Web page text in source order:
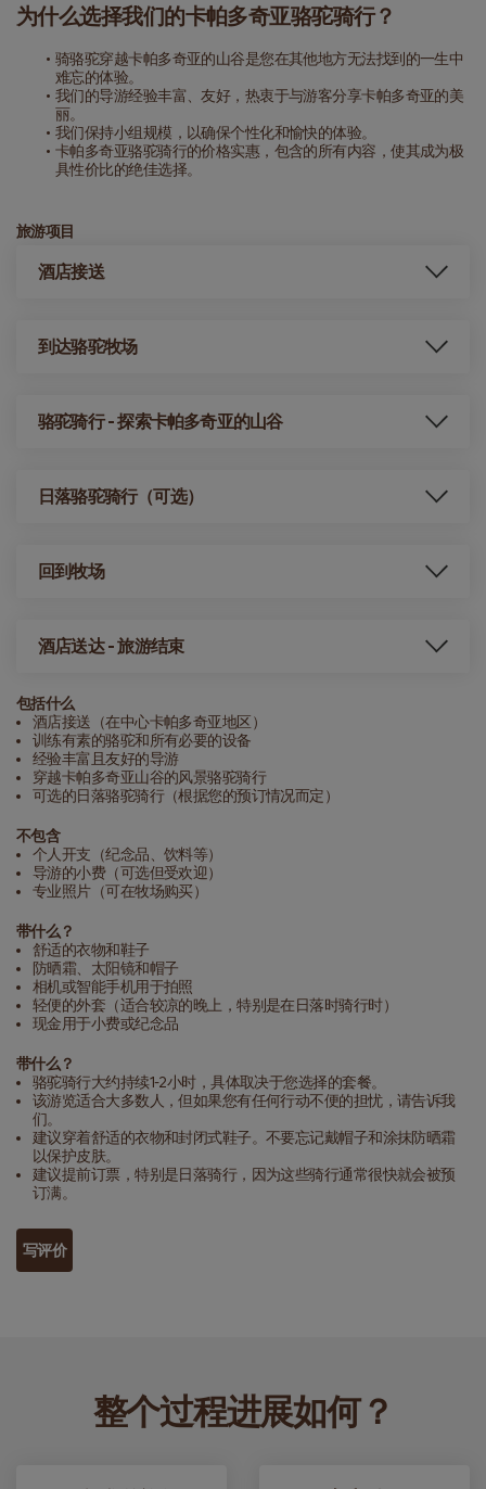
为什么选择我们的卡帕多奇亚骆驼骑行？
骑骆驼穿越卡帕多奇亚的山谷是您在其他地方无法找到的一生中
难忘的体验。
我们的导游经验丰富、友好，热衷于与游客分享卡帕多奇亚的美
丽。
我们保持小组规模，以确保个性化和愉快的体验。
卡帕多奇亚骆驼骑行的价格实惠，包含的所有内容，使其成为极
具性价比的绝佳选择。
旅游项目
酒店接送
到达骆驼牧场
骆驼骑行 - 探索卡帕多奇亚的山谷
日落骆驼骑行（可选）
回到牧场
酒店送达 - 旅游结束
包括什么
酒店接送（在中心卡帕多奇亚地区）
训练有素的骆驼和所有必要的设备
经验丰富且友好的导游
穿越卡帕多奇亚山谷的风景骆驼骑行
可选的日落骆驼骑行（根据您的预订情况而定）
不包含
个人开支（纪念品、饮料等）
导游的小费（可选但受欢迎）
专业照片（可在牧场购买）
带什么？
舒适的衣物和鞋子
防晒霜、太阳镜和帽子
相机或智能手机用于拍照
轻便的外套（适合较凉的晚上，特别是在日落时骑行时）
现金用于小费或纪念品
带什么？
骆驼骑行大约持续1-2小时，具体取决于您选择的套餐。
该游览适合大多数人，但如果您有任何行动不便的担忧，请告诉我
们。
建议穿着舒适的衣物和封闭式鞋子。不要忘记戴帽子和涂抹防晒霜
以保护皮肤。
建议提前订票，特别是日落骑行，因为这些骑行通常很快就会被预
订满。
写评价
整个过程进展如何？